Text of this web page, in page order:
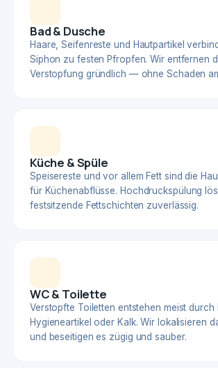
Bad & Dusche
Haare, Seifenreste und Hautpartikel
Siphon zu festen Pfropfen. Wir entfernen
Verstopfung gründlich — ohne Schaden
Küche & Spüle
Speisereste und vor allem Fett sind die
für Küchenabflüsse. Hochdruckspülung
festsitzende Fettschichten zuverlässig.
WC & Toilette
Verstopfte Toiletten entstehen meist durch
Hygieneartikel oder Kalk. Wir lokalisieren
und beseitigen es zügig und sauber.